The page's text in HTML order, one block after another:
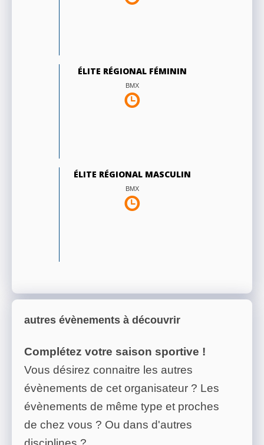
ÉLITE RÉGIONAL FÉMININ
BMX
ÉLITE RÉGIONAL MASCULIN
BMX
autres évènements à découvrir
Complétez votre saison sportive !
Vous désirez connaitre les autres
évènements de cet organisateur ? Les
évènements de même type et proches
de chez vous ? Ou dans d'autres